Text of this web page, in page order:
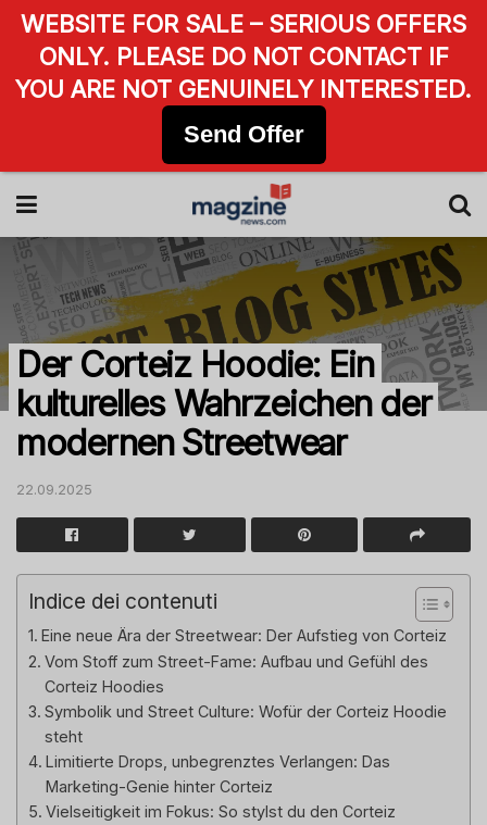
Der Corteiz Hoodie: Ein
kulturelles Wahrzeichen der
modernen Streetwear
22.09.2025
Indice dei contenuti
Eine neue Ära der Streetwear: Der Aufstieg von Corteiz
Vom Stoff zum Street-Fame: Aufbau und Gefühl des
Corteiz Hoodies
Symbolik und Street Culture: Wofür der Corteiz Hoodie
steht
Limitierte Drops, unbegrenztes Verlangen: Das
Marketing-Genie hinter Corteiz
Vielseitigkeit im Fokus: So stylst du den Corteiz
WEBSITE FOR SALE – SERIOUS OFFERS
ONLY. PLEASE DO NOT CONTACT IF
YOU ARE NOT GENUINELY INTERESTED.
Send Offer